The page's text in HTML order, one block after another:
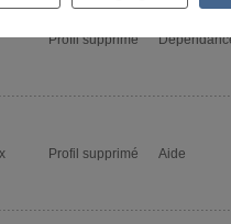
Profil supprimé
Profil supprimé Aide